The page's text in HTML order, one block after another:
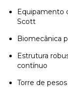
Equipamento
Scott
Biomecânica
Estrutura
contínuo
Torre de